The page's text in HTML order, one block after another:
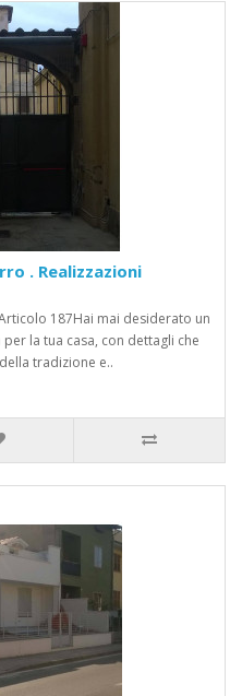
. Realizzazioni
187Hai mai desiderato un
la tua casa, con dettagli che
tradizione e..